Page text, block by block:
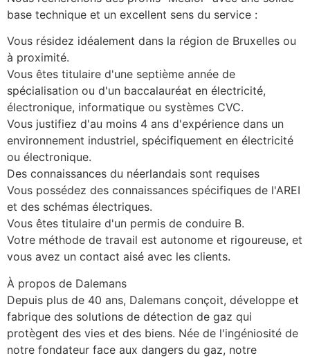
base technique et un excellent sens du service :
Vous résidez idéalement dans la région de Bruxelles ou
à proximité.
Vous êtes titulaire d'une septième année de
spécialisation ou d'un baccalauréat en électricité,
électronique, informatique ou systèmes CVC.
Vous justifiez d'au moins 4 ans d'expérience dans un
environnement industriel, spécifiquement en électricité
ou électronique.
Des connaissances du néerlandais sont requises
Vous possédez des connaissances spécifiques de l'AREI
et des schémas électriques.
Vous êtes titulaire d'un permis de conduire B.
Votre méthode de travail est autonome et rigoureuse, et
vous avez un contact aisé avec les clients.
À propos de Dalemans
Depuis plus de 40 ans, Dalemans conçoit, développe et
fabrique des solutions de détection de gaz qui
protègent des vies et des biens. Née de l'ingéniosité de
notre fondateur face aux dangers du gaz, notre